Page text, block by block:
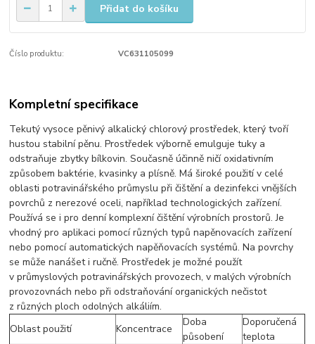
Přidat do košíku
Číslo produktu: VC631105099
Kompletní specifikace
Tekutý vysoce pěnivý alkalický chlorový prostředek, který tvoří
hustou stabilní pěnu. Prostředek výborně emulguje tuky a
odstraňuje zbytky bílkovin. Současně účinně ničí oxidativním
způsobem baktérie, kvasinky a plísně. Má široké použití v celé
oblasti potravinářského průmyslu při čištění a dezinfekci vnějších
povrchů z nerezové oceli, například technologických zařízení.
Používá se i pro denní komplexní čištění výrobních prostorů. Je
vhodný pro aplikaci pomocí různých typů napěnovacích zařízení
nebo pomocí automatických napěňovacích systémů. Na povrchy
se může nanášet i ručně. Prostředek je možné použít
v průmyslových potravinářských provozech, v malých výrobních
provozovnách nebo při odstraňování organických nečistot
z různých ploch odolných alkáliím.
Oblast použití
Koncentrace
Doba
působení
Doporučená
teplota